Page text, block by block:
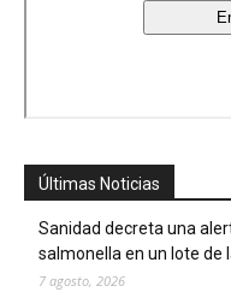
Últimas Noticias
Sanidad decreta una
salmonella en un lote de
7 agosto, 2026